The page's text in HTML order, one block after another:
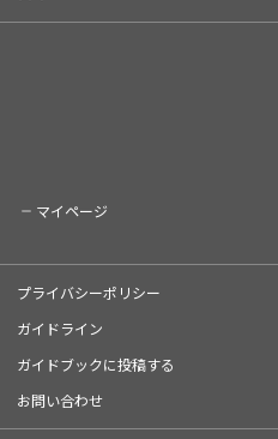
マイページ
プライバシーポリシー
ガイドライン
ガイドブックに投稿する
お問い合わせ